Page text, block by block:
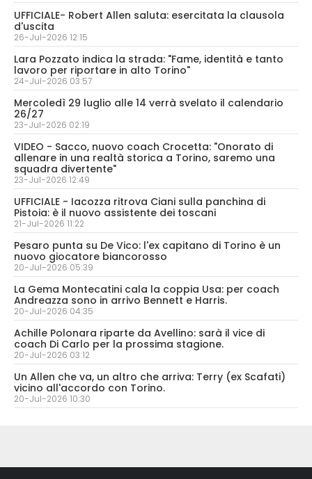
UFFICIALE- Robert Allen saluta: esercitata la clausola
d'uscita
26-Jul-2026 12:15
Lara Pozzato indica la strada: "Fame, identità e tanto
lavoro per riportare in alto Torino"
24-Jul-2026 03:57
Mercoledì 29 luglio alle 14 verrà svelato il calendario
26/27
23-Jul-2026 02:19
VIDEO - Sacco, nuovo coach Crocetta: "Onorato di
allenare in una realtà storica a Torino, saremo una
squadra divertente"
23-Jul-2026 12:49
UFFICIALE - Iacozza ritrova Ciani sulla panchina di
Pistoia: è il nuovo assistente dei toscani
21-Jul-2026 11:22
Pesaro punta su De Vico: l'ex capitano di Torino è un
nuovo giocatore biancorosso
20-Jul-2026 05:39
La Gema Montecatini cala la coppia Usa: per coach
Andreazza sono in arrivo Bennett e Harris.
20-Jul-2026 04:35
Achille Polonara riparte da Avellino: sarà il vice di
coach Di Carlo per la prossima stagione.
20-Jul-2026 03:12
Un Allen che va, un altro che arriva: Terry (ex Scafati)
vicino all'accordo con Torino.
20-Jul-2026 10:30